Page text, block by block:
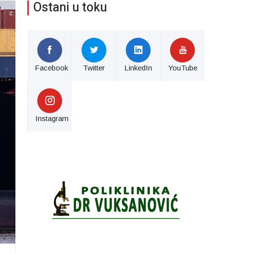
Ostani u toku
Facebook Twitter LinkedIn YouTube
Instagram